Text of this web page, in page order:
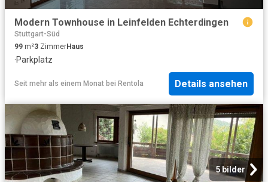
Modern Townhouse in Leinfelden Echterdingen
Stuttgart-Süd
99 m²3 ZimmerHaus
·Parkplatz
Seit mehr als einem Monat bei Rentola Details ansehen
5 bilder